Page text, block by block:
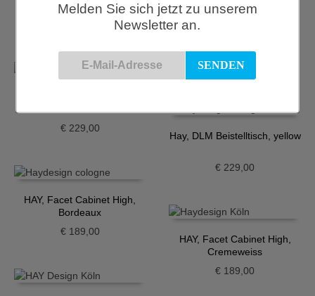
Hay, DLM Beistelltisch, red
€229,00
€229,00
Hay, DLM Beistelltisch, yellow
€ 229,00
HAY, Facet Cabinet High,
Bordeaux
€189,00
HAY, Facet Cabinet High,
Cremeweiss
€ 189,00
Melden Sie sich jetzt zu unserem
Newsletter an.